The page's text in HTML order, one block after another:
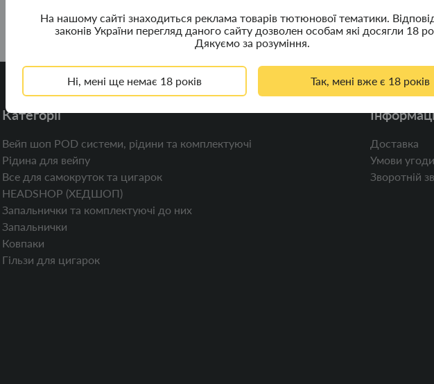
На нашому сайті знаходиться реклама товарів тютюнової тематики.
законів України перегляд даного сайту дозволен особам які досягли 18
Дякуємо за розуміння.
Ні, мені ще немає 18 років Так, мені вже є 18 років
Категорії
Вейп шоп POD системи, рідини та комплектуючі
Рідина для вейпу
Все для самокруток та цигарок
HEADSHOP (ХЕДШОП)
Запальнички та комплектуючі до них
Запальнички
Ковпаки
Гільзи для цигарок
Доставка
Умови угоди
Зворотній